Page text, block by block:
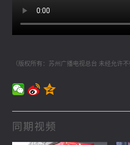
（版权所有：苏州广播电视总台 未经允许不
同期视频